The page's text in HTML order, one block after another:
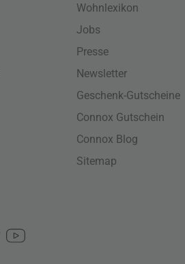
Wohnlexikon
Jobs
Presse
Newsletter
Geschenk-Gutscheine
Connox Gutschein
Connox Blog
Sitemap